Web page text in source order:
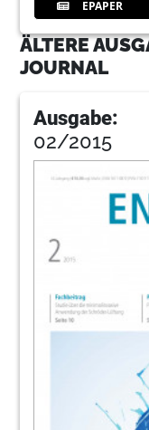
EPAPER
ÄLTERE
JOURNAL
Ausgabe:
02/2015